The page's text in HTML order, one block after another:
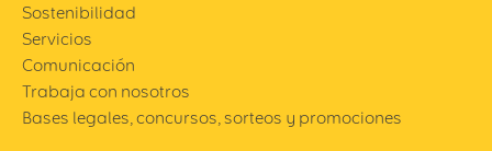
Sostenibilidad
Servicios
Comunicación
Trabaja con nosotros
Bases legales, concursos, sorteos y promociones